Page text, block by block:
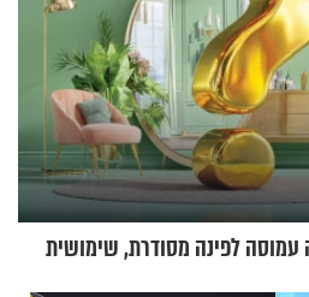
עמוסה לפינה מסודרת, שימושית